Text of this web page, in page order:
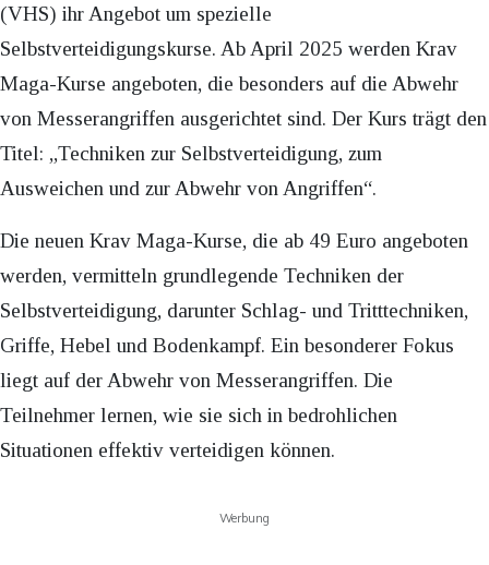
(VHS) ihr Angebot um spezielle
Selbstverteidigungskurse. Ab April 2025 werden Krav
Maga-Kurse angeboten, die besonders auf die Abwehr
von Messerangriffen ausgerichtet sind. Der Kurs trägt den
Titel: „Techniken zur Selbstverteidigung, zum
Ausweichen und zur Abwehr von Angriffen“.
Die neuen Krav Maga-Kurse, die ab 49 Euro angeboten
werden, vermitteln grundlegende Techniken der
Selbstverteidigung, darunter Schlag- und Tritttechniken,
Griffe, Hebel und Bodenkampf. Ein besonderer Fokus
liegt auf der Abwehr von Messerangriffen. Die
Teilnehmer lernen, wie sie sich in bedrohlichen
Situationen effektiv verteidigen können.
Werbung